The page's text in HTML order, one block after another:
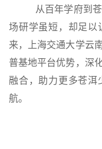
从百年学府到
场研学虽短，却足以
来，上海交通大学云
普基地平台优势，深
融合，助力更多苍洱
航。